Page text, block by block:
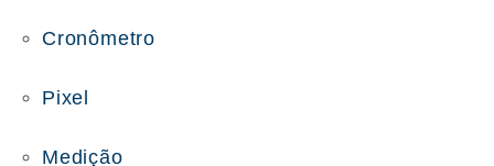
Cronômetro
Pixel
Medição